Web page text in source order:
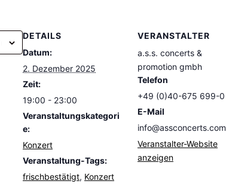
DETAILS
Datum:
2. Dezember 2025
Zeit:
19:00 - 23:00
Veranstaltungskategori
e:
Konzert
Veranstaltung-Tags:
frischbestätigt, Konzert
VERANSTALTER
a.s.s. concerts &
promotion gmbh
Telefon
+49 (0)40-675 699-0
E-Mail
info@assconcerts.com
Veranstalter-Website
anzeigen